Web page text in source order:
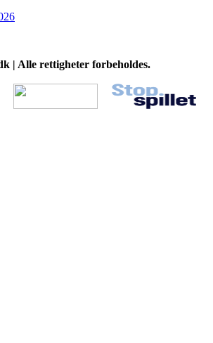
| Alle rettigheter forbeholdes.